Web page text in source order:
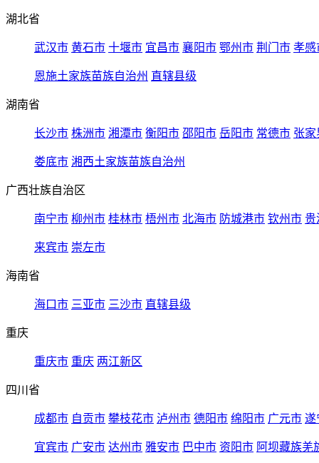
湖北省
武汉市 黄石市 十堰市 宜昌市 襄阳市 鄂州市 荆门市 孝感
恩施土家族苗族自治州 直辖县级
湖南省
长沙市 株洲市 湘潭市 衡阳市 邵阳市 岳阳市 常德市 张家
娄底市 湘西土家族苗族自治州
广西壮族自治区
南宁市 柳州市 桂林市 梧州市 北海市 防城港市 钦州市 贵
来宾市 崇左市
海南省
海口市 三亚市 三沙市 直辖县级
重庆
重庆市 重庆 两江新区
四川省
成都市 自贡市 攀枝花市 泸州市 德阳市 绵阳市 广元市 遂
宜宾市 广安市 达州市 雅安市 巴中市 资阳市 阿坝藏族羌